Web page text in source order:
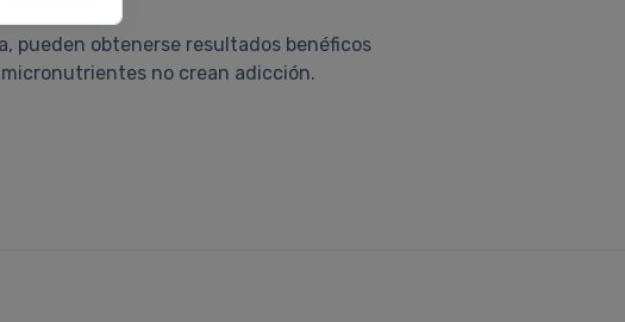
pueden obtenerse resultados benéficos
no crean adicción.